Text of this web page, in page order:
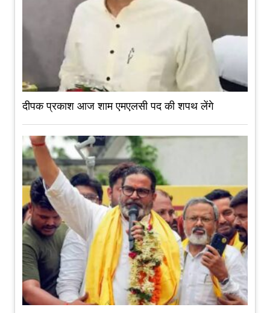
दीपक प्रकाश आज शाम एमएलसी पद की शपथ लेंगे